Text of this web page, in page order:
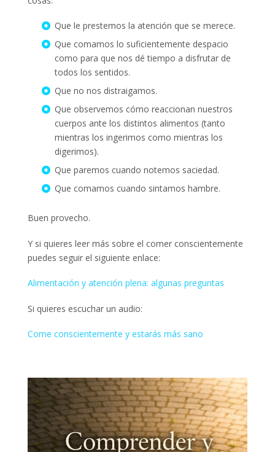
Que le prestemos la atención que se merece.
Que comamos lo suficientemente despacio
como para que nos dé tiempo a disfrutar de
todos los sentidos.
Que no nos distraigamos.
Que observemos cómo reaccionan nuestros
cuerpos ante los distintos alimentos (tanto
mientras los ingerimos como mientras los
digerimos).
Que paremos cuando notemos saciedad.
Que comamos cuando sintamos hambre.
Buen provecho.
Y si quieres leer más sobre el comer conscientemente
puedes seguir el siguiente enlace:
Alimentación y atención plena: algunas preguntas
Si quieres escuchar un audio:
Come conscientemente y estarás más sano